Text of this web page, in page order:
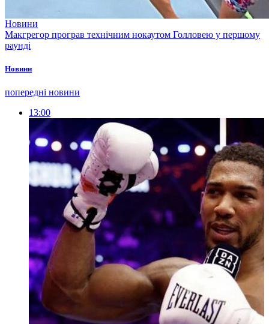
Новини
Макгрегор програв технічним нокаутом Голловею у першому
раунді
Новини
попередні новини
13:00